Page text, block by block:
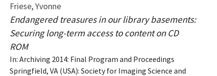
Friese, Yvonne
Endangered treasures in our library basements:
Securing long-term access to content on CD
ROM
In: Archiving 2014: Final Program and Proceedings
Springfield, VA (USA): Society for Imaging Science and